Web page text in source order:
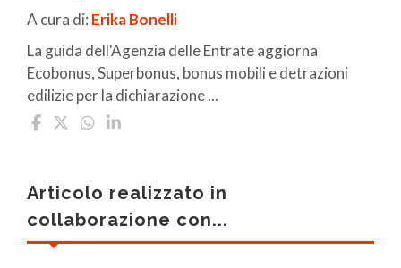
A cura di: Erika Bonelli
La guida dell'Agenzia delle Entrate aggiorna
Ecobonus, Superbonus, bonus mobili e detrazioni
edilizie per la dichiarazione ...
Articolo realizzato in
collaborazione con...